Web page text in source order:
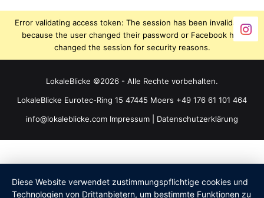
Error validating access token: The session has been invalidated
because the user changed their password or Facebook has
changed the session for security reasons.
LokaleBlicke ©2026 - Alle Rechte vorbehalten.
LokaleBlicke Eurotec-Ring 15 47445 Moers +49 176 61 101 464
info@lokaleblicke.com Impressum Datenschutzerklärung
Diese Website verwendet zustimmungspflichtige cookies und
Technologien von Drittanbietern, um bestimmte Funktionen zu